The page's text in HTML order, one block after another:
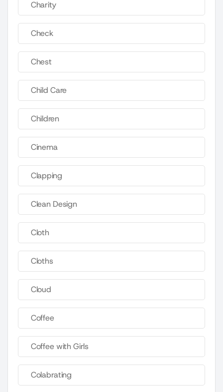
Charity
Check
Chest
Child Care
Children
Cinema
Clapping
Clean Design
Cloth
Cloths
Cloud
Coffee
Coffee with Girls
Colabrating